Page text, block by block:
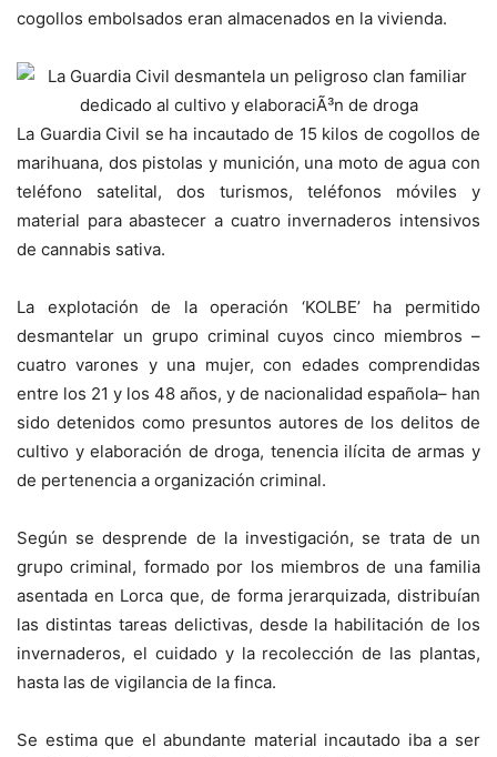
cogollos embolsados eran almacenados en la vivienda.
La Guardia Civil se ha incautado de 15 kilos de cogollos de
marihuana, dos pistolas y munición, una moto de agua con
teléfono satelital, dos turismos, teléfonos móviles y
material para abastecer a cuatro invernaderos intensivos
de cannabis sativa.
La explotación de la operación ‘KOLBE’ ha permitido
desmantelar un grupo criminal cuyos cinco miembros ­–
cuatro varones y una mujer, con edades comprendidas
entre los 21 y los 48 años, y de nacionalidad española– han
sido detenidos como presuntos autores de los delitos de
cultivo y elaboración de droga, tenencia ilícita de armas y
de pertenencia a organización criminal.
Según se desprende de la investigación, se trata de un
grupo criminal, formado por los miembros de una familia
asentada en Lorca que, de forma jerarquizada, distribuían
las distintas tareas delictivas, desde la habilitación de los
invernaderos, el cuidado y la recolección de las plantas,
hasta las de vigilancia de la finca.
Se estima que el abundante material incautado iba a ser